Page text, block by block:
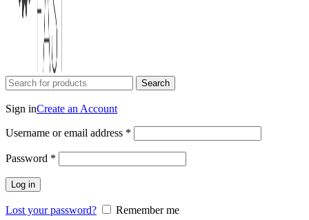
Search
Sign inCreate an Account
Username or email address *
Password *
Log in
Lost your password?
Remember me